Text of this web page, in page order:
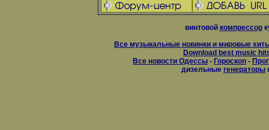
винтовой компрессор
Все музыкальные новинки и мировые
Download best music
Все новости Одессы - Гороскоп -
дизельные генераторы